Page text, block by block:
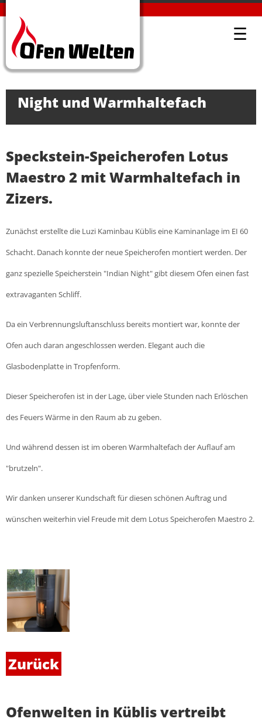
☰
OFENWELTEN KÜBLIS PROJEKTE PROJEKTE-DETAIL
Runder Speicherofen Lotus
Night und Warmhaltefach
Speckstein-Speicherofen Lotus
Maestro 2 mit Warmhaltefach in
Zizers.
Zunächst erstellte die Luzi Kaminbau Küblis eine Kaminanlage im EI 60
Schacht. Danach konnte der neue Speicherofen montiert werden. Der
ganz spezielle Speicherstein "Indian Night" gibt diesem Ofen einen fast
extravaganten Schliff.
Da ein Verbrennungsluftanschluss bereits montiert war, konnte der
Ofen auch daran angeschlossen werden. Elegant auch die
Glasbodenplatte in Tropfenform.
Dieser Speicherofen ist in der Lage, über viele Stunden nach Erlöschen
des Feuers Wärme in den Raum ab zu geben.
Und während dessen ist im oberen Warmhaltefach der Auflauf am
"brutzeln".
Wir danken unserer Kundschaft für diesen schönen Auftrag und
wünschen weiterhin viel Freude mit dem Lotus Speicherofen Maestro 2.
Zurück
Ofenwelten in Küblis vertreibt